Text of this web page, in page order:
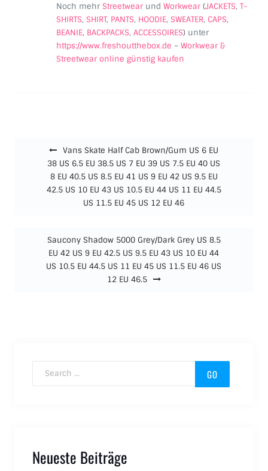
Noch mehr Streetwearund Workwear(JACKETS, T-
SHIRTS, SHIRT, PANTS, HOODIE, SWEATER, CAPS,
BEANIE, BACKPACKS, ACCESSOIRES) unter
https://www.freshoutthebox.de – Workwear &
Streetwear online günstig kaufen
Vans Skate Half Cab Brown/Gum US 6 EU
38 US 6.5 EU 38.5 US 7 EU 39 US 7.5 EU 40 US
8 EU 40.5 US 8.5 EU 41 US 9 EU 42 US 9.5 EU
42.5 US 10 EU 43 US 10.5 EU 44 US 11 EU 44.5
US 11.5 EU 45 US 12 EU 46
Saucony Shadow 5000 Grey/Dark Grey US 8.5
EU 42 US 9 EU 42.5 US 9.5 EU 43 US 10 EU 44
US 10.5 EU 44.5 US 11 EU 45 US 11.5 EU 46 US
12 EU 46.5
Neueste Beiträge